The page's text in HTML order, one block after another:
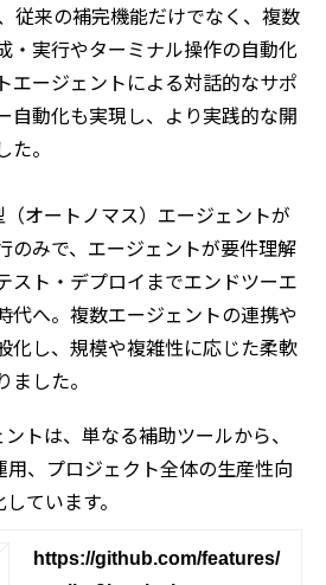
従来の補完機能だけでなく、複数
・実行やターミナル操作の自動化
エージェントによる対話的なサポ
自動化も実現し、より実践的な開
。
オートノマス）エージェントが
のみで、エージェントが要件理解
スト・デプロイまでエンドツーエ
代へ。複数エージェントの連携や
化し、規模や複雑性に応じた柔軟
した。
トは、単なる補助ツールから、
、プロジェクト全体の生産性向
ています。
https://github.com/features/